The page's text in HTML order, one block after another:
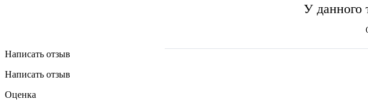
У данного
Написать отзыв
Написать отзыв
Оценка